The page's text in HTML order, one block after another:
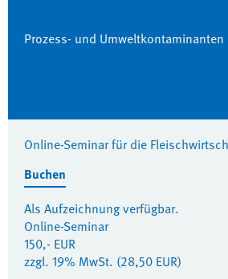
Prozess- und
Online-Seminar für die
Buchen
Als Aufzeichnung verfügbar.
Online-Seminar
150,- EUR
zzgl. 19% MwSt. (28,50 EUR)